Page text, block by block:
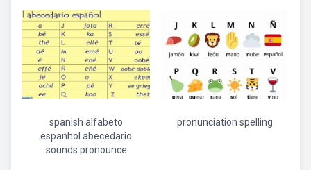
spanish alfabeto
espanhol abecedario
sounds pronounce
pronunciation spelling